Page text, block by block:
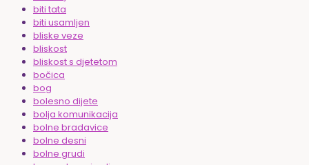
biti tata
biti usamljen
bliske veze
bliskost
bliskost s djetetom
bočica
bog
bolesno dijete
bolja komunikacija
bolne bradavice
bolne desni
bolne grudi